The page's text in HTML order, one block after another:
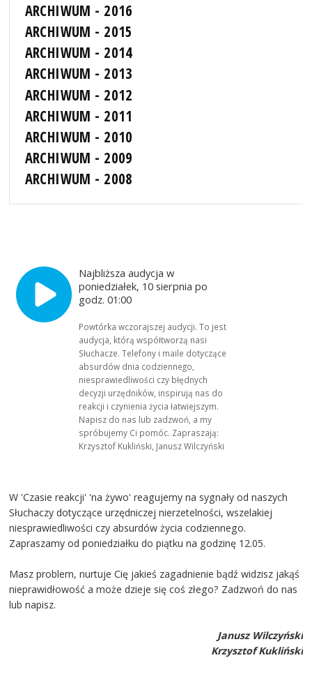
ARCHIWUM - 2016
ARCHIWUM - 2015
ARCHIWUM - 2014
ARCHIWUM - 2013
ARCHIWUM - 2012
ARCHIWUM - 2011
ARCHIWUM - 2010
ARCHIWUM - 2009
ARCHIWUM - 2008
Najbliższa audycja w
poniedziałek, 10 sierpnia po
godz. 01:00
Powtórka wczorajszej audycji. To jest
audycja, którą współtworzą nasi
Słuchacze. Telefony i maile dotyczące
absurdów dnia codziennego,
niesprawiedliwości czy błędnych
decyzji urzędników, inspirują nas do
reakcji i czynienia życia łatwiejszym.
Napisz do nas lub zadzwoń, a my
spróbujemy Ci pomóc. Zapraszają:
Krzysztof Kukliński, Janusz Wilczyński
W 'Czasie reakcji' 'na żywo' reagujemy na sygnały od naszych
Słuchaczy dotyczące urzędniczej nierzetelności, wszelakiej
niesprawiedliwości czy absurdów życia codziennego.
Zapraszamy od poniedziałku do piątku na godzinę 12.05.
Masz problem, nurtuje Cię jakieś zagadnienie bądź widzisz jakąś
nieprawidłowość a może dzieje się coś złego? Zadzwoń do nas
lub napisz.
Janusz Wilczyński
Krzysztof Kukliński